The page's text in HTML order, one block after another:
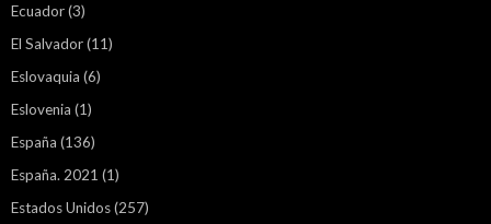
Ecuador(3)
El Salvador(11)
Eslovaquia (6)
Eslovenia (1)
España (136)
España. 2021 (1)
Estados Unidos(257)